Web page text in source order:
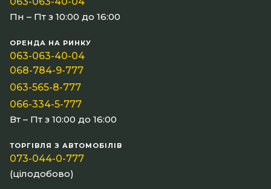
Пн – Пт з 10:00 до 16:00
ОРЕНДА НА РИНКУ
063-063-40-04
068-784-9-777
063-565-8-777
066-334-5-777
Вт – Пт з 10:00 до 16:00
ТОРГІВЛЯ З АВТОМОБІЛІВ
073-044-0-777
(цілодобово)